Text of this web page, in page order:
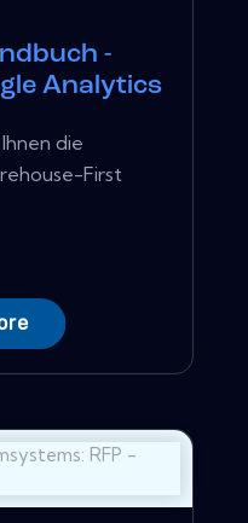
-
Analytics
die
First